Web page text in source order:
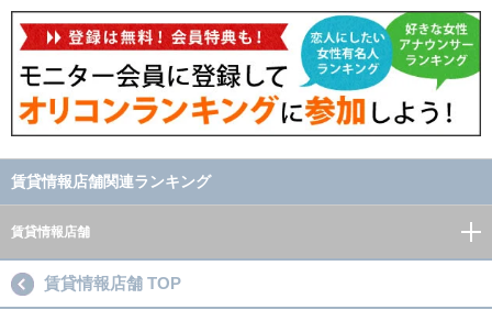
賃貸情報店舗関連ランキング
賃貸情報店舗
賃貸情報店舗 TOP